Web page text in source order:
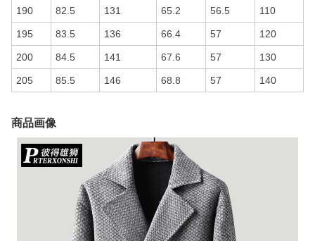
190 82.5 131 65.2 56.5 110
195 83.5 136 66.4 57 120
200 84.5 141 67.6 57 130
205 85.5 146 68.8 57 140
商品画像